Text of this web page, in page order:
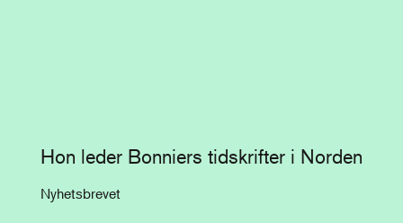
Hon leder Bonniers tidskrifter i Norden
Nyhetsbrevet